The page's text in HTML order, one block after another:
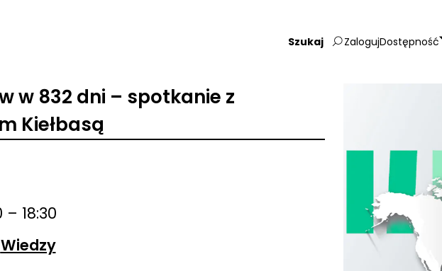
Wpisz
ZalogujDostępność
w 832 dni – spotkanie z
Kiełbasą
– 18:30
Wiedzy